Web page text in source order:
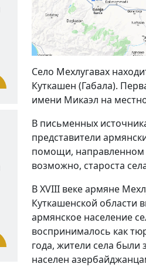
ДАЛЕЕ
ДАЛЕЕ
Село Мехлугавах
Куткашен (Габала).
имени Микаэл на
В письменных
представители
помощи, направленном
возможно, староста
В XVIII веке армяне
Куткашенской области
армянское население
воспринималось как
года, жители села были
населен